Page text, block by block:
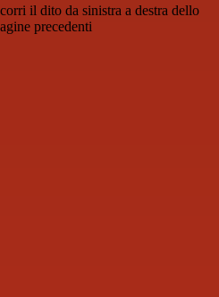
il dito da sinistra a destra dello
precedenti